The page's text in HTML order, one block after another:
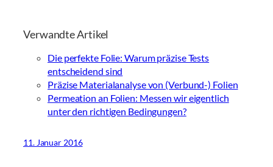
Verwandte Artikel
Die perfekte Folie: Warum präzise Tests
entscheidend sind
Präzise Materialanalyse von (Verbund-) Folien
Permeation an Folien: Messen wir eigentlich
unter den richtigen Bedingungen?
11. Januar 2016